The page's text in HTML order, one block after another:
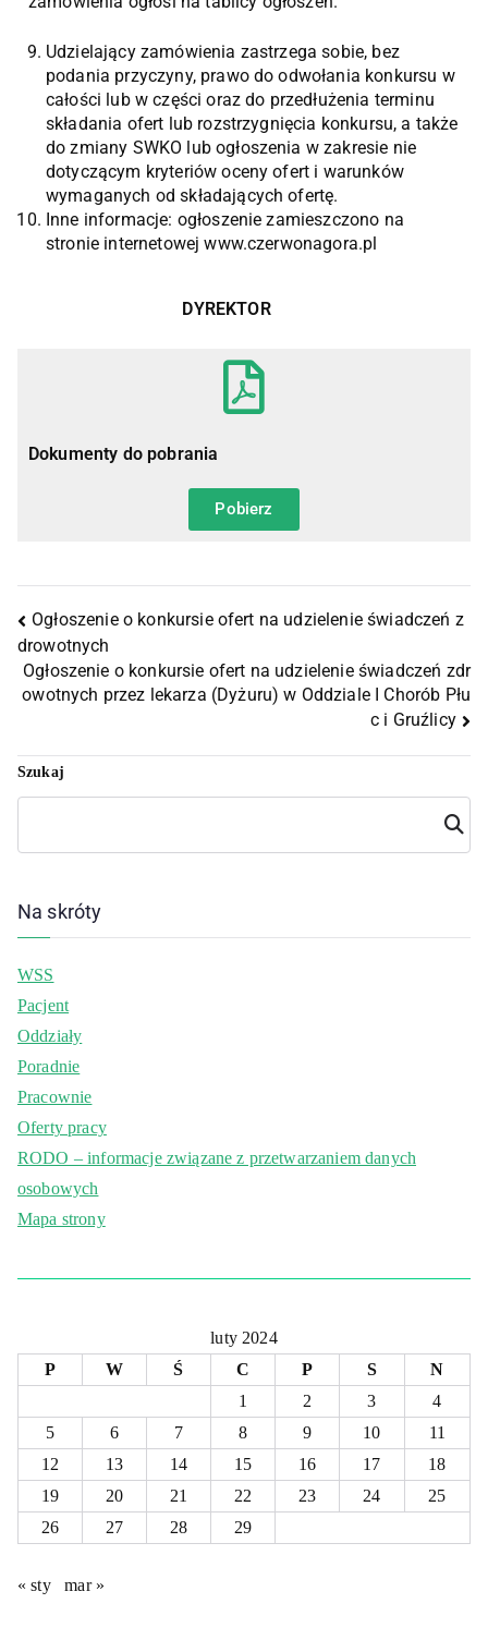
Udzielający zamówienia zastrzega sobie, bez
podania przyczyny, prawo do odwołania konkursu w
całości lub w części oraz do przedłużenia terminu
składania ofert lub rozstrzygnięcia konkursu, a także
do zmiany SWKO lub ogłoszenia w zakresie nie
dotyczącym kryteriów oceny ofert i warunków
wymaganych od składających ofertę.
Inne informacje: ogłoszenie zamieszczono na
stronie internetowej www.czerwonagora.pl
DYREKTOR
Dokumenty do pobrania
Pobierz
Ogłoszenie o konkursie ofert na udzielenie świadczeń z
drowotnych
Ogłoszenie o konkursie ofert na udzielenie świadczeń zdr
owotnych przez lekarza (Dyżuru) w Oddziale I Chorób Płu
c i Gruźlicy
Szukaj
Szuka
j
Na skróty
WSS
Pacjent
Oddziały
Poradnie
Pracownie
Oferty pracy
RODO – informacje związane z przetwarzaniem danych
osobowych
Mapa strony
luty 2024
P
W Ś C P S
N
1
2 3
4
5
6 7 8 9 10
11
12
13 14 15 16 17
18
19
20 21 22 23 24
25
26
27 28 29
« sty mar »